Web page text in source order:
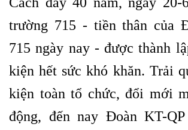
trường 715 - tiền thân của
715 ngày nay - được thành
kiện hết sức khó khăn. Trải
kiện toàn tổ chức, đổi mới
động, đến nay Đoàn KT-